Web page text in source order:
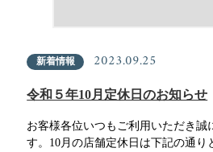
新着情報 2023.09.25
令和５年10月定休日のお知らせ
お客様各位いつもご利用いただき誠
す。10月の店舗定休日は下記の通り